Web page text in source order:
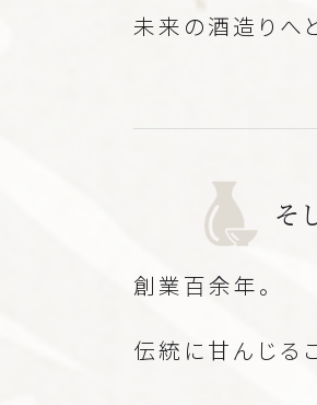
未来の酒造りへ
そ
創業百余年。
伝統に甘んじる